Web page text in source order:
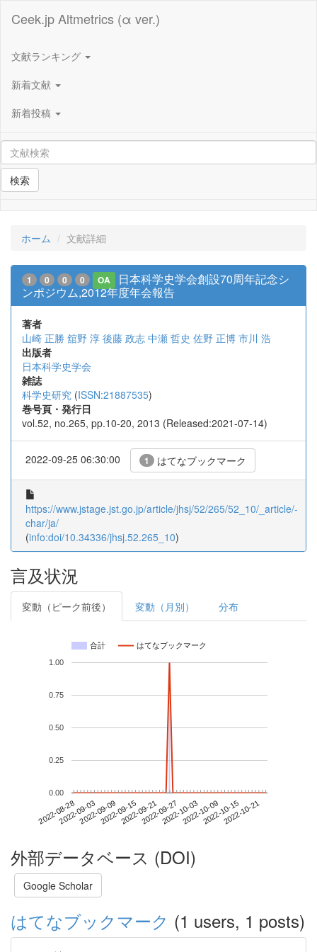
Ceek.jp Altmetrics (α ver.)
文献ランキング
新着文献
新着投稿
検索
ホーム 文献詳細
1 0 0 0 OA
日本科学史学会創設70周年記念シ
ンポジウム,2012年度年会報告
著者
山崎 正勝 舘野 淳 後藤 政志 中瀬 哲史 佐野 正博 市川 浩
出版者
日本科学史学会
雑誌
科学史研究 (ISSN:21887535)
巻号頁・発行日
vol.52, no.265, pp.10-20, 2013 (Released:2021-07-14)
2022-09-25 06:30:00 1 はてなブックマーク
https://www.jstage.jst.go.jp/article/jhsj/52/265/52_10/_article/-
char/ja/
(info:doi/10.34336/jhsj.52.265_10)
言及状況
変動（ピーク前後） 変動（月別） 分布
合計 はてなブックマーク
2022-08-282022-09-032022-09-092022-09-152022-09-212022-09-272022-10-032022-10-092022-10-152022-10-21
0.00
0.25
0.50
0.75
1.00
外部データベース (DOI)
Google Scholar
はてなブックマーク (1 users, 1 posts)